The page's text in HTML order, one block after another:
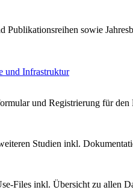
Publikationsreihen sowie
und Infrastruktur
und Registrierung für den
Studien inkl.
Files inkl. Übersicht zu allen